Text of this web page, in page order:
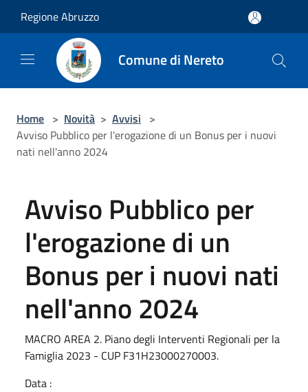
Regione Abruzzo
Comune di Nereto
Home > Novità > Avvisi >
Avviso Pubblico per l'erogazione di un Bonus per i nuovi
nati nell'anno 2024
Avviso Pubblico per
l'erogazione di un
Bonus per i nuovi nati
nell'anno 2024
MACRO AREA 2. Piano degli Interventi Regionali per la
Famiglia 2023 - CUP F31H23000270003.
Data :